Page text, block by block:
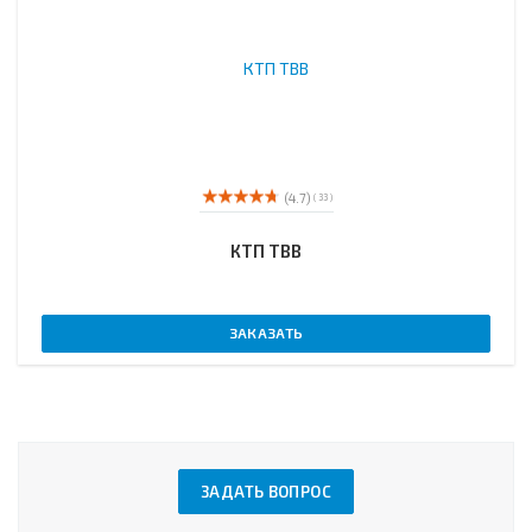
(4.7) ( 33 )
КТП ТВВ
ЗАКАЗАТЬ
ЗАДАТЬ ВОПРОС